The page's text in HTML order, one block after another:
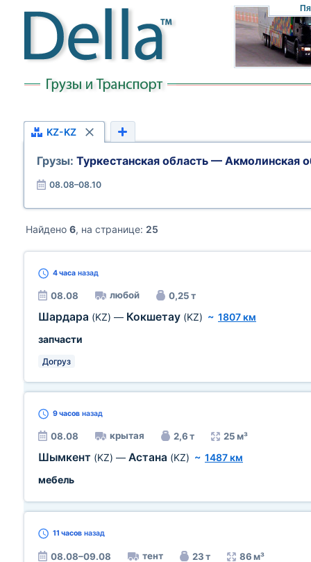
KZ-KZ
Грузы: Туркестанская область — Акмолинская
08.08–08.10
Найдено 6, на странице: 25
4 часа назад
08.08 любой 0,25 т
Шардара (KZ) — Кокшетау (KZ) ~ 1807 км
запчасти
Догруз
9 часов назад
08.08 крытая 2,6 т 25 м³
Шымкент (KZ) — Астана (KZ) ~ 1487 км
мебель
11 часов назад
08.08–09.08 тент 23 т 86 м³